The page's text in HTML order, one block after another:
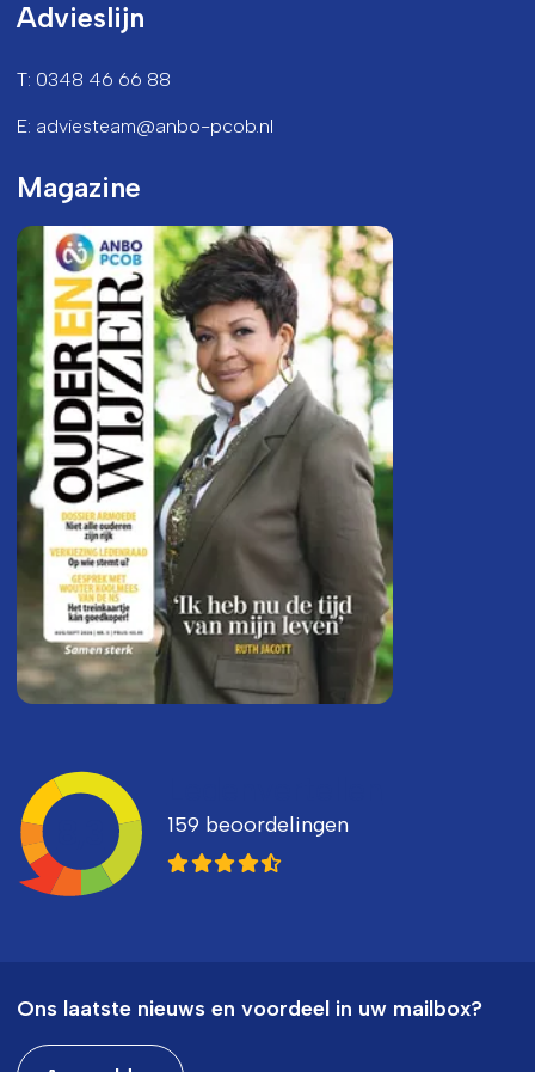
Advieslijn
T: 0348 46 66 88
E: adviesteam@anbo-pcob.nl
Magazine
159 beoordelingen
Ons laatste nieuws en voordeel in uw mailbox?